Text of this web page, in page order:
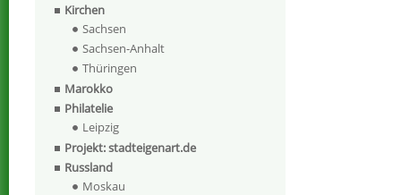
Kirchen
Sachsen
Sachsen-Anhalt
Thüringen
Marokko
Philatelie
Leipzig
Projekt: stadteigenart.de
Russland
Moskau